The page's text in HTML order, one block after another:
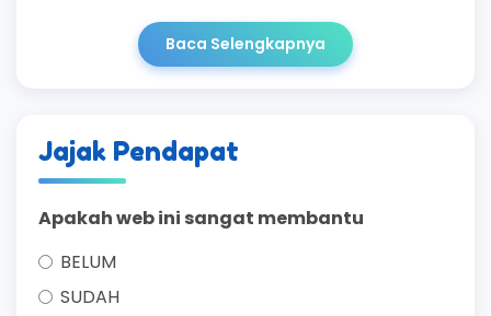
Baca Selengkapnya
Jajak Pendapat
Apakah web ini sangat membantu
BELUM
SUDAH